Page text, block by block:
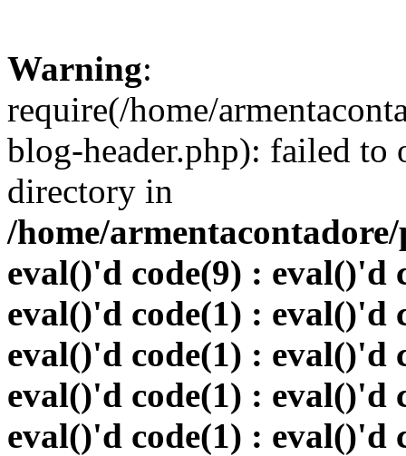
Warning:
require(/home/
blog-header.php): failed to
directory in
/home/
eval()'d code(9) : eval()'d
eval()'d code(1) : eval()'d
eval()'d code(1) : eval()'d
eval()'d code(1) : eval()'d
eval()'d code(1) : eval()'d